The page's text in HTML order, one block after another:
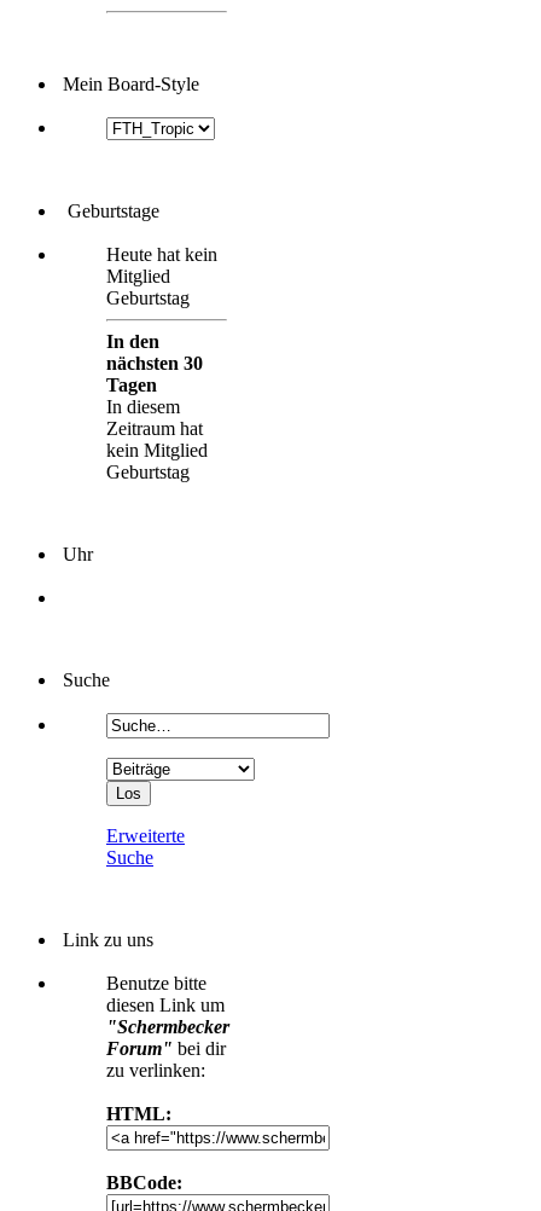
Mein Board-Style
Geburtstage
Heute hat kein
Mitglied
Geburtstag
In den
nächsten 30
Tagen
In diesem
Zeitraum hat
kein Mitglied
Geburtstag
Uhr
Suche
Erweiterte
Suche
Link zu uns
Benutze bitte
diesen Link um
"Schermbecker
Forum" bei dir
zu verlinken:
HTML:
BBCode: